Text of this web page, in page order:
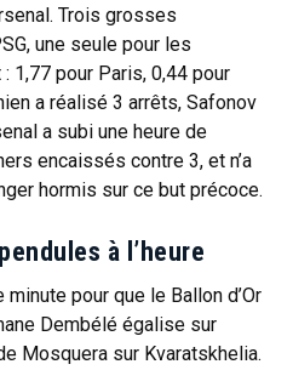
Trois grosses
une seule pour les
: 1,77 pour Paris, 0,44 pour
a réalisé 3 arrêts, Safonov
a subi une heure de
encaissés contre 3, et n’a
hormis sur ce but précoce.
à l’heure
minute pour que le Ballon d’Or
Dembélé égalise sur
Mosquera sur Kvaratskhelia.